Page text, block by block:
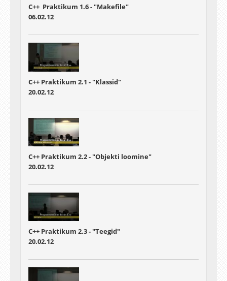
C++ Praktikum 1.6 - "Makefile"
06.02.12
C++ Praktikum 2.1 - "Klassid"
20.02.12
C++ Praktikum 2.2 - "Objekti loomine"
20.02.12
C++ Praktikum 2.3 - "Teegid"
20.02.12